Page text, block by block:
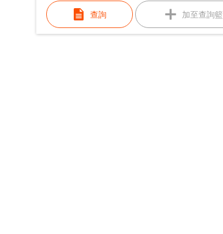
查詢 加至查詢籃